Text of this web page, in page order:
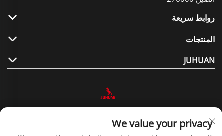
روابط سريعة
المنتجات
JUHUAN
We value your privacy